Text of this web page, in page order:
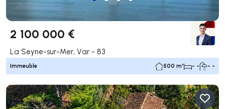
2 100 000 €
La Seyne-sur-Mer, Var - 83
Immeuble 500 m² - - - -